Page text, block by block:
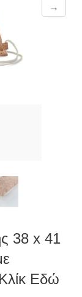
→
38 x 41
Εδώ